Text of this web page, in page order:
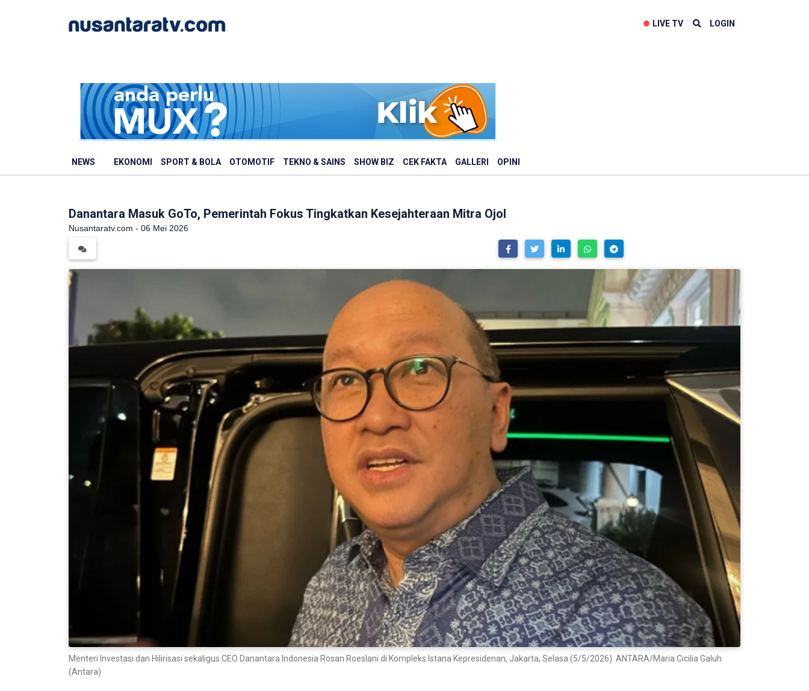
LIVE TV LOGIN
NEWS EKONOMI SPORT & BOLA OTOMOTIF TEKNO & SAINS SHOW BIZ CEK FAKTA GALLERI OPINI
Danantara Masuk GoTo, Pemerintah Fokus Tingkatkan Kesejahteraan Mitra Ojol
Nusantaratv.com - 06 Mei 2026
Menteri Investasi dan Hilirisasi sekaligus CEO Danantara Indonesia Rosan Roeslani di Kompleks Istana Kepresidenan, Jakarta, Selasa (5/5/2026). ANTARA/Maria Cicilia Galuh
(Antara)